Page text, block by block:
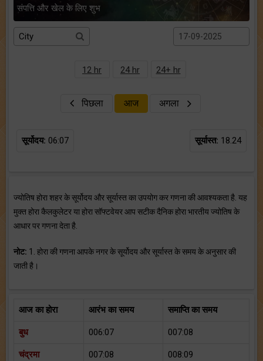
संपत्ति और खेल के लिए शुभ
12 hr 24 hr 24+ hr
पिछला आज अगला
सूर्योदय: 06:07 सूर्यास्त: 18.24
ज्योतिष होरा शहर के सूर्योदय और सूर्यास्त का उपयोग कर गणना की आवश्यकता है. यह
मुक्त होरा कैलकुलेटर या होरा सॉफ्टवेयर आप सटीक दैनिक होरा भारतीय ज्योतिष के
आधार पर गणना देता है.
नोट: 1. होरा की गणना आपके नगर के सूर्योदय और सूर्यास्त के समय के अनुसार की
जाती है।
आज का होरा आरंभ का समय समाप्ति का समय
बुध 006:07 007:08
चंद्रमा 007:08 008:09